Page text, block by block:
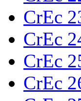
CrEc
CrEc
CrEc
CrEc